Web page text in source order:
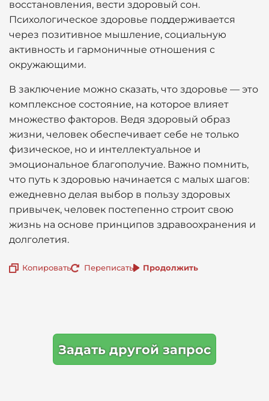
восстановления, вести здоровый сон.
Психологическое здоровье поддерживается
через позитивное мышление, социальную
активность и гармоничные отношения с
окружающими.
В заключение можно сказать, что здоровье — это
комплексное состояние, на которое влияет
множество факторов. Ведя здоровый образ
жизни, человек обеспечивает себе не только
физическое, но и интеллектуальное и
эмоциональное благополучие. Важно помнить,
что путь к здоровью начинается с малых шагов:
ежедневно делая выбор в пользу здоровых
привычек, человек постепенно строит свою
жизнь на основе принципов здравоохранения и
долголетия.
Копировать Переписать Продолжить
Задать другой запрос